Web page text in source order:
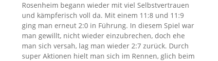
Rosenheim begann wieder mit viel Selbstvertrauen
und kämpferisch voll da. Mit einem 11:8 und 11:9
ging man erneut 2:0 in Führung. In diesem Spiel war
man gewillt, nicht wieder einzubrechen, doch ehe
man sich versah, lag man wieder 2:7 zurück. Durch
super Aktionen hielt man sich im Rennen, glich beim